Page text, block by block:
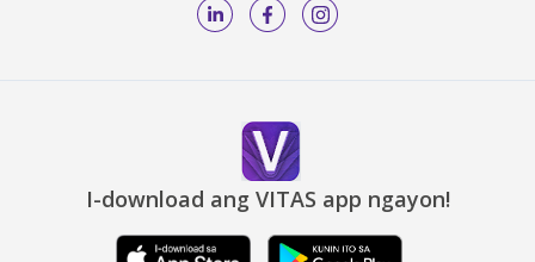
I-download ang VITAS app ngayon!